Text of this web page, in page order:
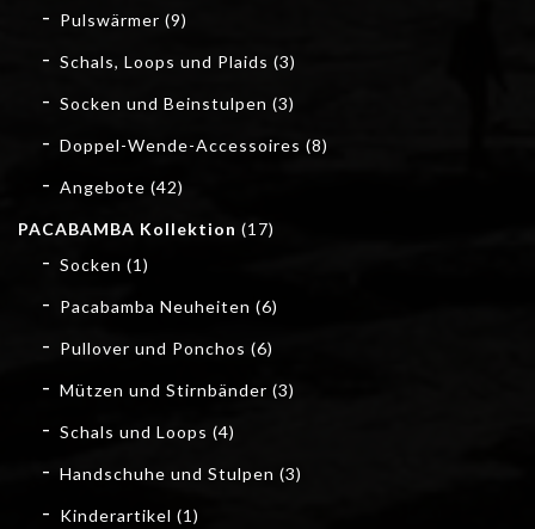
Pulswärmer (9)
Schals, Loops und Plaids (3)
Socken und Beinstulpen (3)
Doppel-Wende-Accessoires (8)
Angebote (42)
PACABAMBA Kollektion (17)
Socken (1)
Pacabamba Neuheiten (6)
Pullover und Ponchos (6)
Mützen und Stirnbänder (3)
Schals und Loops (4)
Handschuhe und Stulpen (3)
Kinderartikel (1)